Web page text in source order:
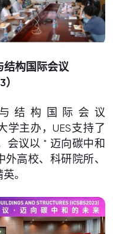
结构国际会议
结构国际会议
学主办，UES支持了
会议以 " 迈向碳中和
高校、科研院所、
。